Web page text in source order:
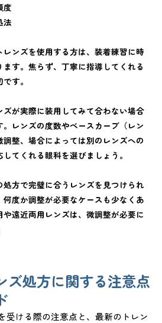
度
法
ンズを使用する方は、装着練習に時
す。焦らず、丁寧に指導してくれる
す。
ズが実際に装用してみて合わない場合
。レンズの度数やベースカーブ（レン
整、場合によっては別のレンズへの
てくれる眼科を選びましょう。
方で完璧に合うレンズを見つけられ
何度か調整が必要なケースも少なくあ
や遠近両用レンズは、微調整が必要に
ズ処方に関する注意点
受ける際の注意点と、最新のトレン